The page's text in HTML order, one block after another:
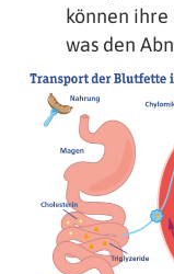
können
was den